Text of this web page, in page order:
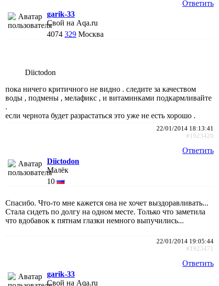
Ответить
garik-33
Свой на Aqa.ru
4074 329 Москва
Diictodon
пока ничего критичного не видно . следите за качеством
воды , подмены , мелафикс , и витаминками подкармливайте
.
если чернота будет разрастаться это уже не есть хорошо .
22/01/2014 18:13:41
#1923420
Ответить
Diictodon
Малёк
10
Спасибо. Что-то мне кажется она не хочет выздоравливать...
Стала сидеть по долгу на одном месте. Только что заметила
что вдобавок к пятнам глазки немного выпучились...
22/01/2014 19:05:44
#1923471
Ответить
garik-33
Свой на Aqa.ru